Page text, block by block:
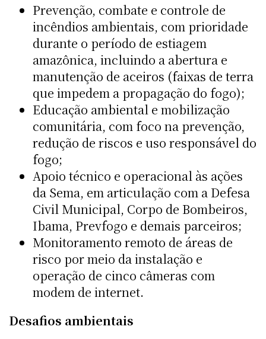
Prevenção, combate e controle de
incêndios ambientais, com prioridade
durante o período de estiagem
amazônica, incluindo a abertura e
manutenção de aceiros (faixas de terra
que impedem a propagação do fogo);
Educação ambiental e mobilização
comunitária, com foco na prevenção,
redução de riscos e uso responsável do
fogo;
Apoio técnico e operacional às ações
da Sema, em articulação com a Defesa
Civil Municipal, Corpo de Bombeiros,
Ibama, Prevfogo e demais parceiros;
Monitoramento remoto de áreas de
risco por meio da instalação e
operação de cinco câmeras com
modem de internet.
Desafios ambientais